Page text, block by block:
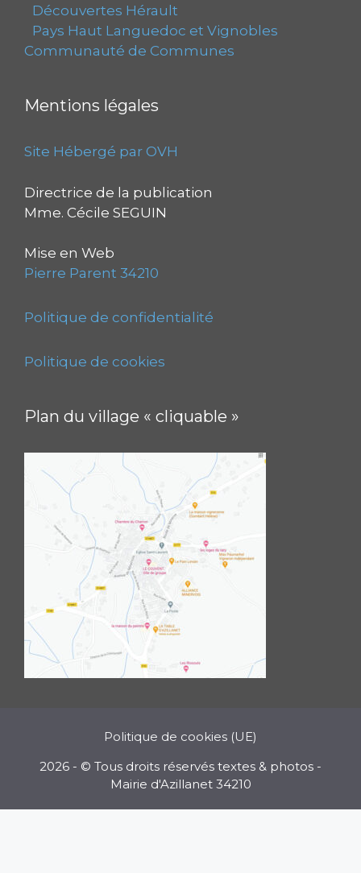
Découvertes Hérault
Pays Haut Languedoc et Vignobles
Communauté de Communes
Mentions légales
Site Hébergé par OVH
Directrice de la publication
Mme. Cécile SEGUIN
Mise en Web
Pierre Parent 34210
Politique de confidentialité
Politique de cookies
Plan du village « cliquable »
Politique de cookies (UE)
2026 - © Tous droits réservés textes & photos -
Mairie d'Azillanet 34210